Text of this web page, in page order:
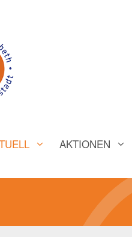
AKTIONEN